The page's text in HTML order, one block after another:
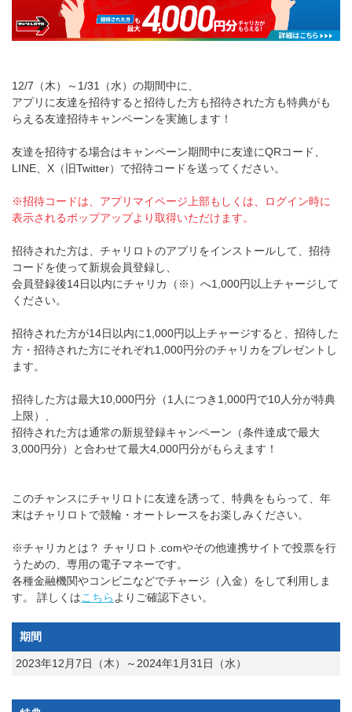
12/7（木）～1/31（水）の期間中に、
アプリに友達を招待すると招待した方も招待された方も特典がも
らえる友達招待キャンペーンを実施します！
友達を招待する場合はキャンペーン期間中に友達にQRコード、
LINE、X（旧Twitter）で招待コードを送ってください。
※招待コードは、アプリマイページ上部もしくは、ログイン時に
表示されるポップアップより取得いただけます。
招待された方は、チャリロトのアプリをインストールして、招待
コードを使って新規会員登録し、
会員登録後14日以内にチャリカ（※）へ1,000円以上チャージして
ください。
招待された方が14日以内に1,000円以上チャージすると、招待した
方・招待された方にそれぞれ1,000円分のチャリカをプレゼントし
ます。
招待した方は最大10,000円分（1人につき1,000円で10人分が特典
上限）、
招待された方は通常の新規登録キャンペーン（条件達成で最大
3,000円分）と合わせて最大4,000円分がもらえます！
このチャンスにチャリロトに友達を誘って、特典をもらって、年
末はチャリロトで競輪・オートレースをお楽しみください。
※チャリカとは？ チャリロト.comやその他連携サイトで投票を行
うための、専用の電子マネーです。
各種金融機関やコンビニなどでチャージ（入金）をして利用しま
す。 詳しくはこちら よりご確認下さい。
期間
2023年12月7日（木）～2024年1月31日（水）